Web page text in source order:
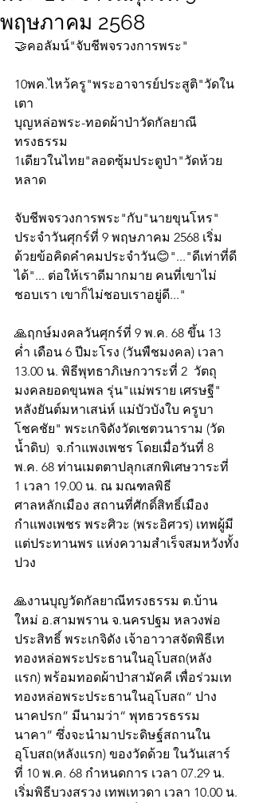
พฤษภาคม 2568
🤝คอลัมน์"จับชีพจรวงการพระ"
10พค.ไหว้ครู"พระอาจารย์ประสูติ"วัดใน
เตา
บุญหล่อพระ-ทอดผ้าป่าวัดกัลยาณี
ทรงธรรม
1เดียวในไทย"ลอดซุ้มประตูป่า"วัดห้วย
หลาด
จับชีพจรวงการพระ"กับ"นายขุนโหร"
ประจำวันศุกร์ที่ 9 พฤษภาคม 2568 เริ่ม
ด้วยข้อคิดคำคมประจำวัน😊"..."ดีเท่าที่ดี
ได้"... ต่อให้เราดีมากมาย คนที่เขาไม่
ชอบเรา เขาก็ไม่ชอบเราอยู่ดี..."
🙏ฤกษ์มงคลวันศุกร์ที่ 9 พ.ค. 68 ขึ้น 13
ค่ำ เดือน 6 ปีมะโรง (วันพืชมงคล) เวลา
13.00 น. พิธีพุทธาภิเษกวาระที่​ 2​  วัตถุ
มงคลยอดขุนพล รุ่น"แม่พราย เศรษฐี"
หลังยันต์มหาเสน่ห์ แม่บัวบังใบ ครูบา
โชคชัย" พระเกจิดังวัดเชตวนาราม (วัด
น้ำดิบ)  จ.กำแพงเพชร โดยเมื่อวันที่ 8
พ.ค. 68 ท่านเมตตาปลุกเสกพิเศษวาระที่​
1 ​เวลา 19.00 น. ณ มณฑลพิธี
ศาลหลักเมือง สถานที่ศักดิ์สิทธิ์เมือง
กำแพงเพชร พระศิวะ (พระอิศวร) เทพผู้มี
แต่ประทานพร แห่งความสำเร็จสมหวังทั้ง
ปวง
🙏งานบุญวัดกัลยาณีทรงธรรม ต.บ้าน
ใหม่ อ.สามพราน จ.นครปฐม หลวงพ่อ
ประสิทธิ์ พระเกจิดัง เจ้าอาวาสจัดพิธีเท
ทองหล่อพระประธานในอุโบสถ(หลัง
แรก) พร้อมทอดผ้าป่าสามัคคี เพื่อร่วมเท
ทองหล่อพระประธานในอุโบสถ“ ปาง
นาคปรก” มีนามว่า“ พุทธวรธรรม
นาคา” ซึ่งจะนำมาประดิษฐ์สถานใน
อุโบสถ(หลังแรก) ของวัดด้วย ในวันเสาร์
ที่ 10 พ.ค. 68 กำหนดการ เวลา 07.29 น.
เริ่มพิธีบวงสรวง เทพเทวดา เวลา 10.00 น.